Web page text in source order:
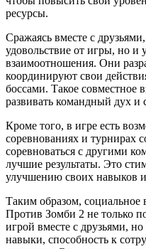
ресурсы.
Сражаясь вместе с
удовольствие от игры, но и
взаимоотношения. Они
координируют свои
боссами. Такое совместное
развивать командный дух и
Кроме того, в игре есть
соревнованиях и турнирах
соревноваться с другими
лучшие результаты. Это
улучшению своих навыков
Таким образом, социальное
Против Зомби 2 не только
игрой вместе с друзьями,
навыки, способность к